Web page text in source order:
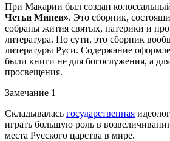
При Макарии был создан
Четьи Минеи». Это сборник,
собраны жития святых, патерики и
литература. По сути, это сборник
литературы Руси. Содержание
были книги не для богослужения, а
просвещения.
Замечание 1
Складывалась государственная
играть большую роль в
места Русского царства в мире.